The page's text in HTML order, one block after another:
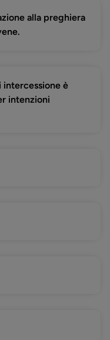
alla preghiera
intercessione è
intenzioni